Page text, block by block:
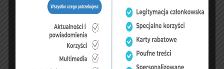
PREVIOUS ARTICLE